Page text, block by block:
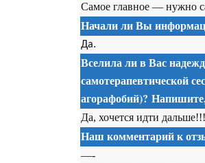
Самое главное — нужно
Начали ли Вы
Да.
Вселила ли в Вас
самотерапевтической
агорафобий)?
Да, хочется идти дальше!!!
Наш комментарий к
—-